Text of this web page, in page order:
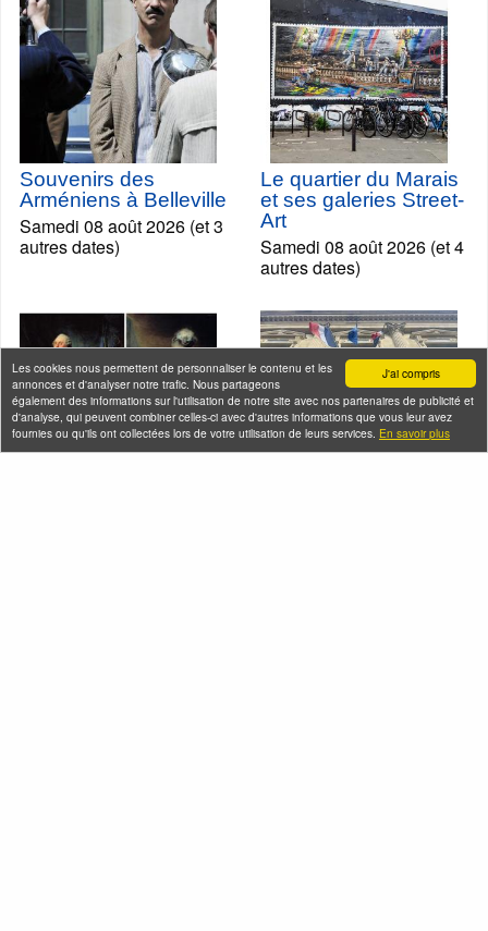
J'ai compris
Les cookies nous permettent de personnaliser le contenu et les
annonces et d'analyser notre trafic. Nous partageons
également des informations sur l'utilisation de notre site avec nos partenaires de publicité et
d'analyse, qui peuvent combiner celles-ci avec d'autres informations que vous leur avez
fournies ou qu'ils ont collectées lors de votre utilisation de leurs services. En savoir plus
Souvenirs des
Arméniens à Belleville
Samedi 08 août 2026 (et 3
autres dates)
Le quartier du Marais
et ses galeries Street-
Art
Samedi 08 août 2026 (et 4
autres dates)